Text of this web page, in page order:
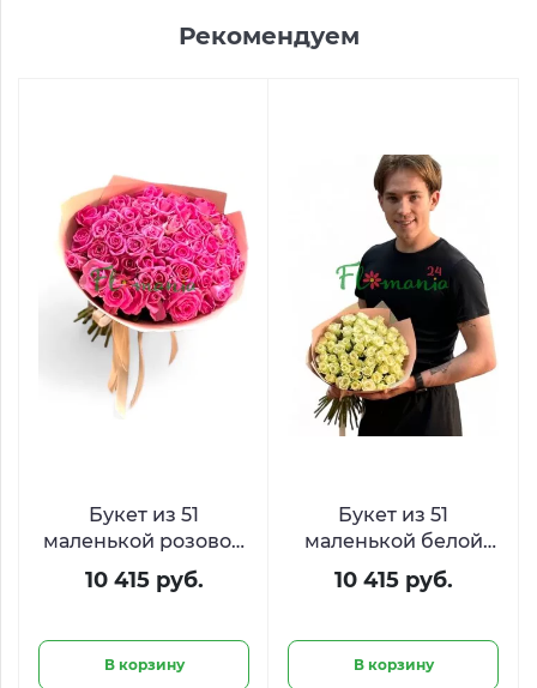
Рекомендуем
Букет из 51
маленькой розовой
розы Кения 40 см
10 415 руб.
В корзину
Букет из 51
маленькой белой
розы Кения 40 см
10 415 руб.
В корзину